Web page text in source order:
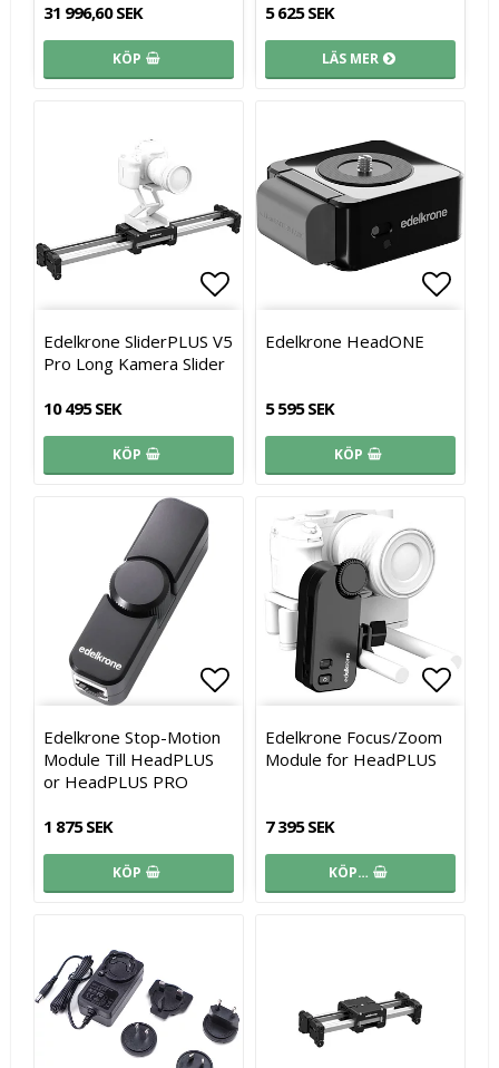
31 996,60 SEK
KÖP
5 625 SEK
LÄS MER
Lägg till i favoritlistan
Edelkrone SliderPLUS V5
Pro Long Kamera Slider
10 495 SEK
KÖP
Lägg
Lägg
Edelkrone HeadONE
5 595 SEK
KÖP
Lägg till i favoritlistan
Lägg till i favoritlistan
Edelkrone Stop-Motion
Module Till HeadPLUS
or HeadPLUS PRO
1 875 SEK
KÖP
Edelkrone Focus/Zoom
Module for HeadPLUS
7 395 SEK
KÖP…